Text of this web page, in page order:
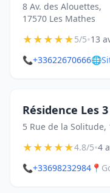
8 Av. des Alouettes,
17570 Les Mathes
★★★★★5/5•13
📞+33622670666🌐
Résidence Les
5 Rue de la Solitude,
★★★★★4.8/5•4
📞+33698232984 📍